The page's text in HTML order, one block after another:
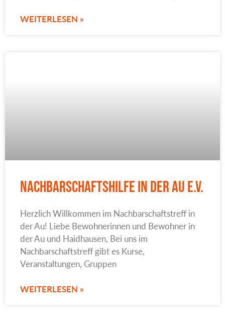
WEITERLESEN »
Nachbarschaftshilfe in der Au e.V.
Herzlich Willkommen im Nachbarschaftstreff in
der Au! Liebe Bewohnerinnen und Bewohner in
der Au und Haidhausen, Bei uns im
Nachbarschaftstreff gibt es Kurse,
Veranstaltungen, Gruppen
WEITERLESEN »